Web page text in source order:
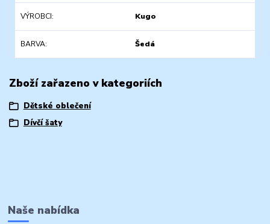
VÝROBCI Kugo
BARVA Šedá
Zboží zařazeno v kategoriích
Dětské oblečení
Dívčí šaty
Naše nabídka